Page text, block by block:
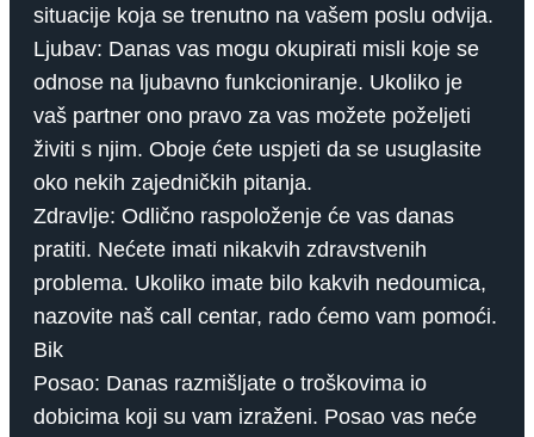
situacije koja se trenutno na vašem poslu odvija.
Ljubav: Danas vas mogu okupirati misli koje se
odnose na ljubavno funkcioniranje. Ukoliko je
vaš partner ono pravo za vas možete poželjeti
živiti s njim. Oboje ćete uspjeti da se usuglasite
oko nekih zajedničkih pitanja.
Zdravlje: Odlično raspoloženje će vas danas
pratiti. Nećete imati nikakvih zdravstvenih
problema. Ukoliko imate bilo kakvih nedoumica,
nazovite naš call centar, rado ćemo vam pomoći.
Bik
Posao: Danas razmišljate o troškovima io
dobicima koji su vam izraženi. Posao vas neće